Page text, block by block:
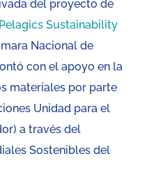
del proyecto de
Sustainability
Nacional de
con el apoyo en la
materiales por parte
Unidad para el
a través del
Sostenibles del